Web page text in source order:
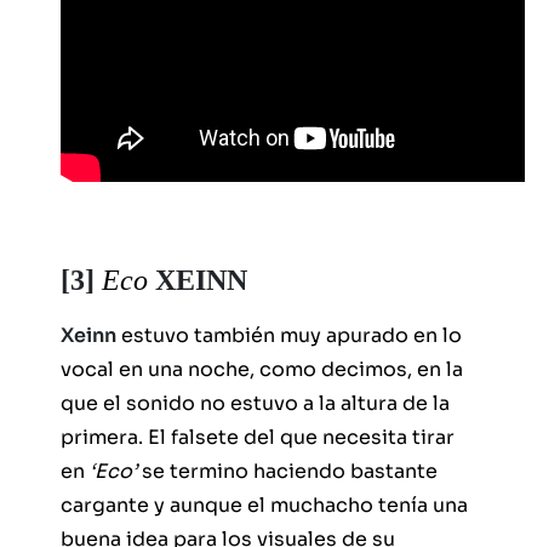
[3]Eco XEINN
Xeinnestuvo también muy apurado en lo
vocal en una noche, como decimos, en la
que el sonido no estuvo a la altura de la
primera. El falsete del que necesita tirar
en ‘Eco’se termino haciendo bastante
cargante y aunque el muchacho tenía una
buena idea para los visuales de su